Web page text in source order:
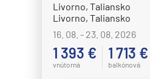
Livorno, Taliansko
Livorno, Taliansko
16. 08. - 23. 08. 2026
1 393 €
vnútorná
1 713 €
balkónová